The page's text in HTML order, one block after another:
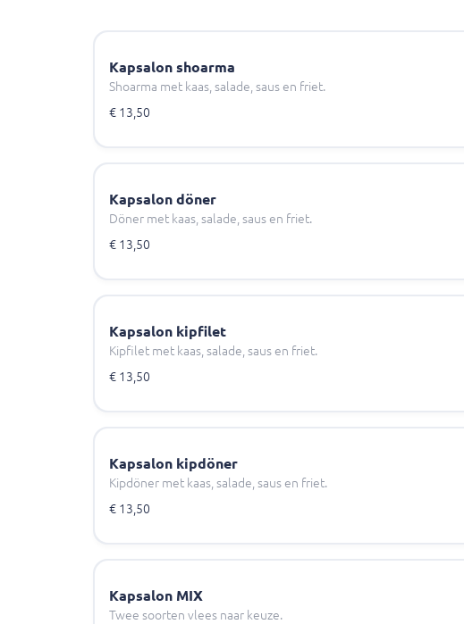
Kapsalon shoarma
Shoarma met kaas, salade, saus en friet.
€ 13,50
Kapsalon döner
Döner met kaas, salade, saus en friet.
€ 13,50
Kapsalon kipfilet
Kipfilet met kaas, salade, saus en friet.
€ 13,50
Kapsalon kipdöner
Kipdöner met kaas, salade, saus en friet.
€ 13,50
Kapsalon MIX
Twee soorten vlees naar keuze.